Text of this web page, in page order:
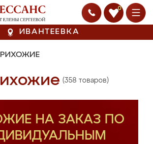
0
ИВАНТЕЕВКА
(358 товаров)
НА ЗАКАЗ ПО